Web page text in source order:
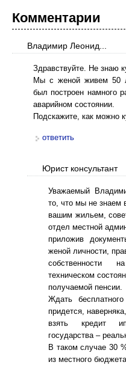
Комментарии
Владимир Леонид...
Здравствуйте. Не знаю
Мы с женой живем 50
был построен намного
аварийном состоянии.
Подскажите, как можно
ответить
Юрист консультант
Уважаемый
то, что мы не знаем
вашим жильем,
отдел местной
приложив
женой личности,
собственности
техническом
получаемой пенсии.
Ждать
придется,
взять кредит
государства –
В таком случае 30
из местного бюджета.